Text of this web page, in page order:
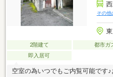
その他
2階建て 都市ガ
即入居可
空室の為いつでもご内覧可能です